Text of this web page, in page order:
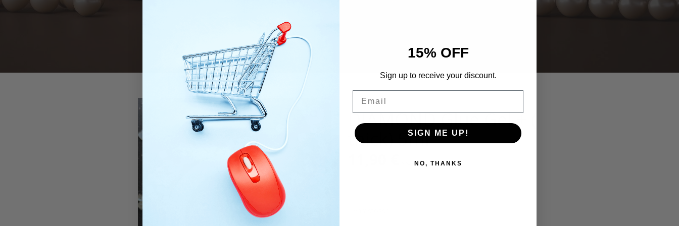
DIAMOND Glue Gel + (
thick) 5ml
Sis. Alv 25,5%
15% OFF
Sign up to receive your discount.
SIGN ME UP!
NO, THANKS